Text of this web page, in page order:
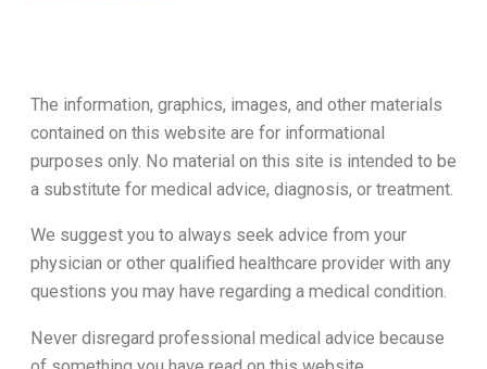
The information, graphics, images, and other materials
contained on this website are for informational
purposes only. No material on this site is intended to be
a substitute for medical advice, diagnosis, or treatment.
We suggest you to always seek advice from your
physician or other qualified healthcare provider with any
questions you may have regarding a medical condition.
Never disregard professional medical advice because